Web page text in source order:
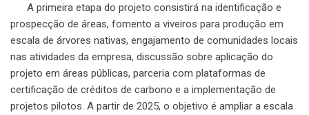
A primeira etapa do projeto consistirá na identificação e
prospecção de áreas, fomento a viveiros para produção em
escala de árvores nativas, engajamento de comunidades locais
nas atividades da empresa, discussão sobre aplicação do
projeto em áreas públicas, parceria com plataformas de
certificação de créditos de carbono e a implementação de
projetos pilotos. A partir de 2025, o objetivo é ampliar a escala